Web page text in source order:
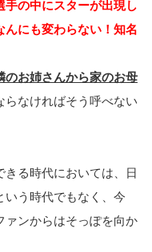
手の中にスターが出現し
んにも変わらない！知名
のお姉さんから家のお母
らなければそう呼べない
きる時代においては、日
いう時代でもなく、今
ァンからはそっぽを向か